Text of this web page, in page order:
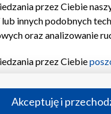
przez Ciebie
innych podobnych
oraz analizowanie
przez Ciebie
i funkcji:
reklam, tworzenia
Akceptuję i